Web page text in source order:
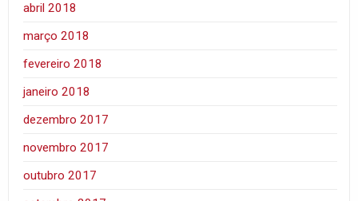
abril 2018
março 2018
fevereiro 2018
janeiro 2018
dezembro 2017
novembro 2017
outubro 2017